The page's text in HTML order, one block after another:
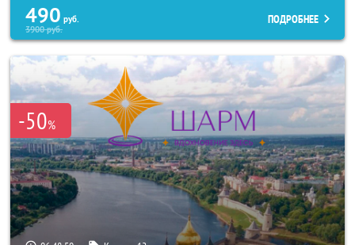
490 руб.
3900руб.
ПОДРОБНЕЕ
-50%